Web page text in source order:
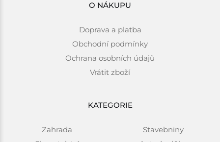
O NÁKUPU
Doprava a platba
Obchodní podmínky
Ochrana osobních údajů
Vrátit zboží
KATEGORIE
Zahrada
Stavebniny